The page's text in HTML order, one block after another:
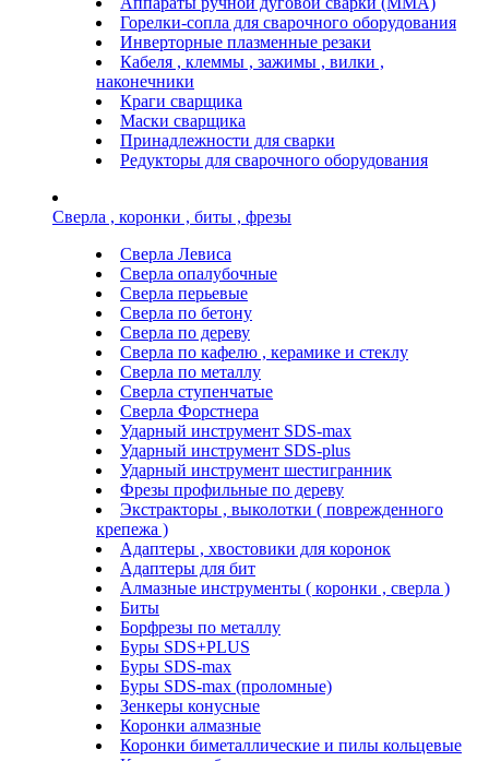
Горелки-сопла для сварочного оборудования
Инверторные плазменные резаки
Кабеля , клеммы , зажимы , вилки ,
наконечники
Краги сварщика
Маски сварщика
Принадлежности для сварки
Редукторы для сварочного оборудования
Сверла , коронки , биты , фрезы
Сверла Левиса
Сверла опалубочные
Сверла перьевые
Сверла по бетону
Сверла по дереву
Сверла по кафелю , керамике и стеклу
Сверла по металлу
Сверла ступенчатые
Сверла Форстнера
Ударный инструмент SDS-max
Ударный инструмент SDS-plus
Ударный инструмент шестигранник
Фрезы профильные по дереву
Экстракторы , выколотки ( поврежденного
крепежа )
Адаптеры , хвостовики для коронок
Адаптеры для бит
Алмазные инструменты ( коронки , сверла )
Биты
Борфрезы по металлу
Буры SDS+PLUS
Буры SDS-max
Буры SDS-max (проломные)
Зенкеры конусные
Коронки алмазные
Коронки биметаллические и пилы кольцевые